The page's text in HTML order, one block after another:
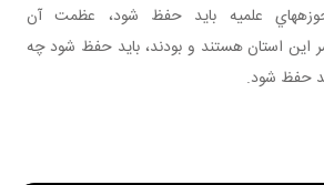
هاي علميه بايد حفظ شود، عظمت آن
اين استان هستند و بودند، بايد حفظ شود چه
حفظ شود.